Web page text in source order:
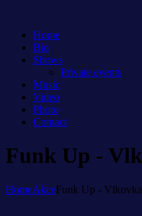
Home
Bio
Shows
Private events
Music
Video
Photo
Contact
Funk Up -
HomeAkceFunk Up -